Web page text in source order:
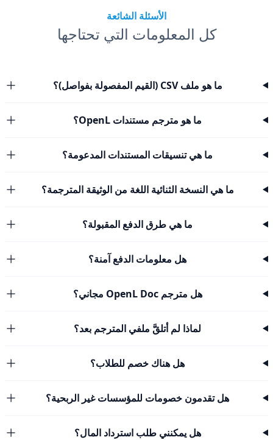
الأسئلة الشائعة
كل المعلومات التي تحتاجها
ما هو ملف CSV (القيم المفصولة بفواصل)؟
ما هو مترجم مستندات OpenL؟
ما هي تنسيقات المستندات المدعومة؟
ما هي النسخة الثنائية اللغة من الوثيقة المترجمة؟
ما هي طرق الدفع المقبولة؟
هل معلومات الدفع آمنة؟
هل مترجم OpenL Doc مجاني؟
لماذا لم أتلقَّ ملفي المترجم بعد؟
هل هناك خصم للطلاب؟
هل تقدمون خصومات للمؤسسات غير الربحية؟
هل يمكنني طلب استرداد المال؟